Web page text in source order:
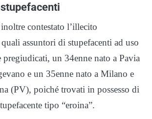
contestato l’illecito
assuntori di stupefacenti ad uso
pregiudicati, un 34enne nato a Pavia
e un 35enne nato a Milano e
(PV), poiché trovati in possesso di
tipo “eroina”.